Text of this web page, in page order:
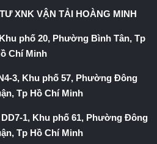
XNK VẬN TẢI HOÀNG MINH
phố 20, Phường Bình Tân, Tp
Chí Minh
3, Khu phố 57, Phường Đông
Tp Hồ Chí Minh
1, Khu phố 61, Phường Đông
Tp Hồ Chí Minh